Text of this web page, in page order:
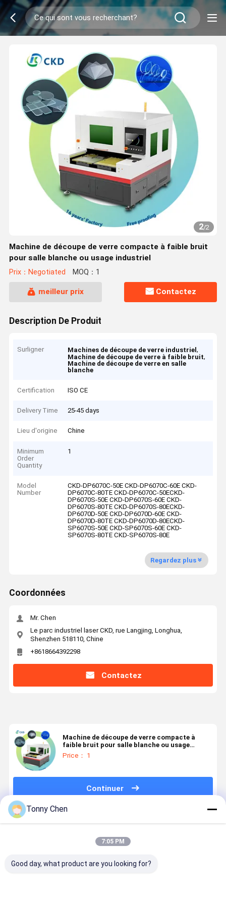
2/2
Machine de découpe de verre compacte à faible bruit
pour salle blanche ou usage industriel
Prix：Negotiated MOQ：1
meilleur prix Contactez
Description De Produit
Surligner Machines de découpe de verre industriel,
Machine de découpe de verre à faible bruit,
Machine de découpe de verre en salle
blanche
Certification ISO CE
Delivery Time 25-45 days
Lieu d'origine Chine
Minimum
Order
Quantity
1
Model
Number
CKD-DP6070C-50E CKD-DP6070C-60E CKD-
DP6070C-80TE CKD-DP6070C-50ECKD-
DP6070S-50E CKD-DP6070S-60E CKD-
DP6070S-80TE CKD-DP6070S-80ECKD-
DP6070D-50E CKD-DP6070D-60E CKD-
DP6070D-80TE CKD-DP6070D-80ECKD-
SP6070S-50E CKD-SP6070S-60E CKD-
SP6070S-80TE CKD-SP6070S-80E
Regardez plus
Coordonnées
Mr. Chen
Le parc industriel laser CKD, rue Langjing, Longhua,
Shenzhen 518110, Chine
+8618664392298
Contactez
Machine de découpe de verre compacte à
faible bruit pour salle blanche ou usage
industriel
Price： 1
Continuer
Produits Recommandés
Tonny Chen
7:05 PM
Good day, what product are you looking for?